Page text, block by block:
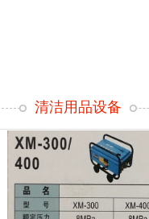
清洁用品设备